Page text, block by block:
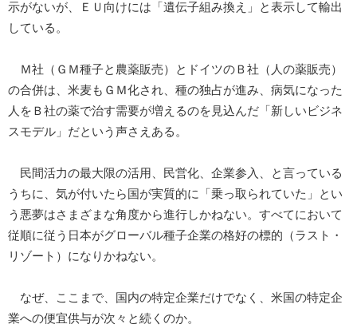
示がないが、ＥＵ向けには「遺伝子組み換え」と表示して輸出
している。
Ｍ社（ＧＭ種子と農薬販売）とドイツのＢ社（人の薬販売）
の合併は、米麦もＧＭ化され、種の独占が進み、病気になった
人をＢ社の薬で治す需要が増えるのを見込んだ「新しいビジネ
スモデル」だという声さえある。
民間活力の最大限の活用、民営化、企業参入、と言っている
うちに、気が付いたら国が実質的に「乗っ取られていた」とい
う悪夢はさまざまな角度から進行しかねない。すべてにおいて
従順に従う日本がグローバル種子企業の格好の標的（ラスト・
リゾート）になりかねない。
なぜ、ここまで、国内の特定企業だけでなく、米国の特定企
業への便宜供与が次々と続くのか。